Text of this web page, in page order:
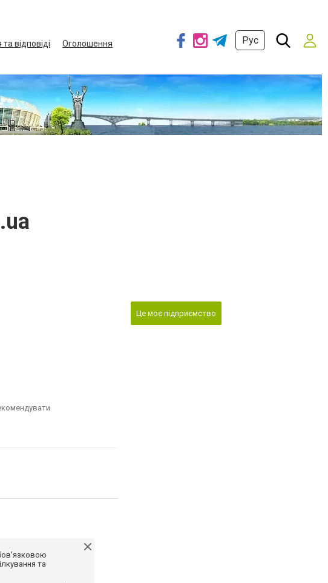
відповіді
Оголошення
Рус
Це моє підприємство
та